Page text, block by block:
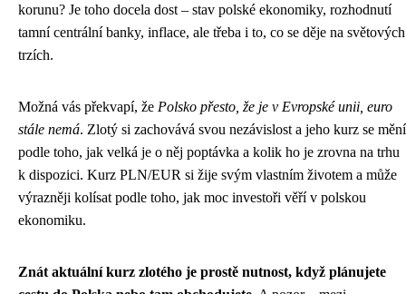
korunu? Je toho docela dost – stav polské ekonomiky, rozhodnutí
tamní centrální banky, inflace, ale třeba i to, co se děje na světových
trzích.
Možná vás překvapí, že Polsko přesto, že je v Evropské unii, euro
stále nemá. Zlotý si zachovává svou nezávislost a jeho kurz se mění
podle toho, jak velká je o něj poptávka a kolik ho je zrovna na trhu
k dispozici. Kurz PLN/EUR si žije svým vlastním životem a může
výrazněji kolísat podle toho, jak moc investoři věří v polskou
ekonomiku.
Znát aktuální kurz zlotého je prostě nutnost, když plánujete